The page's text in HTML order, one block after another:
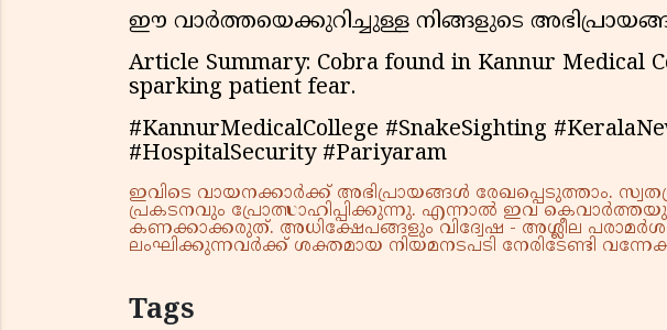
ഈ വാർത്തയെക്കുറിച്ചുള്ള നിങ്ങളുടെ
Article Summary: Cobra found in Kannur Medical
sparking patient fear.
#KannurMedicalCollege #SnakeSighting
#HospitalSecurity #Pariyaram
ഇവിടെ വായനക്കാർക്ക് അഭിപ്രായങ്ങൾ രേഖപ്പെടുത്താം.
പ്രകടനവും പ്രോത്സാഹിപ്പിക്കുന്നു. എന്നാൽ ഇവ
കണക്കാക്കരുത്. അധിക്ഷേപങ്ങളും വിദ്വേഷ - അശ്ലീല
ലംഘിക്കുന്നവർക്ക് ശക്തമായ നിയമനടപടി നേരിടേണ്ടി
Tags